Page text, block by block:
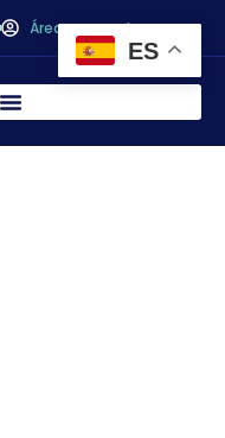
Área personal
ES